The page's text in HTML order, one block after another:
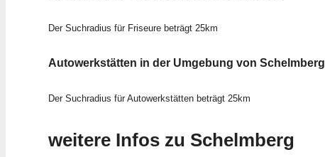
Der Suchradius für Friseure beträgt 25km
Autowerkstätten in der Umgebung von Schelmberg
Der Suchradius für Autowerkstätten beträgt 25km
weitere Infos zu Schelmberg